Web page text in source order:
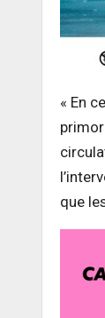
« En
que